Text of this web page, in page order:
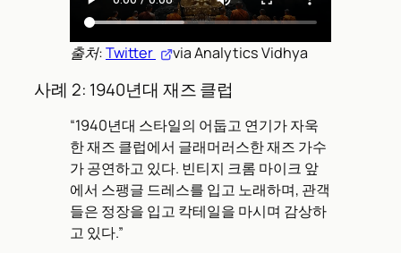
출처:Twitter via Analytics Vidhya
사례 2: 1940년대 재즈 클럽
“1940년대 스타일의 어둡고 연기가 자욱
한 재즈 클럽에서 글래머러스한 재즈 가수
가 공연하고 있다. 빈티지 크롬 마이크 앞
에서 스팽글 드레스를 입고 노래하며, 관객
들은 정장을 입고 칵테일을 마시며 감상하
고 있다.”